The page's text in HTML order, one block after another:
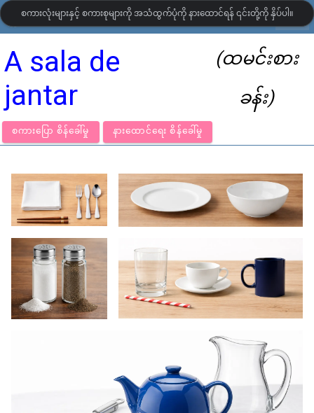
LanguageGuide.org•ပေါ်တူဂီ ရုပ်ပြ ဝေါဟာရ settings
A sala de
jantar
(ထမင်းစား
ခန်း)
စကားပြော စိန်ခေါ်မှု နားထောင်ရေး စိန်ခေါ်မှု
စကားလုံးများနှင့် စကားစုများကို အသံထွက်ပုံကို နားထောင်ရန် ၎င်းတို့ကို နှိပ်ပါ။